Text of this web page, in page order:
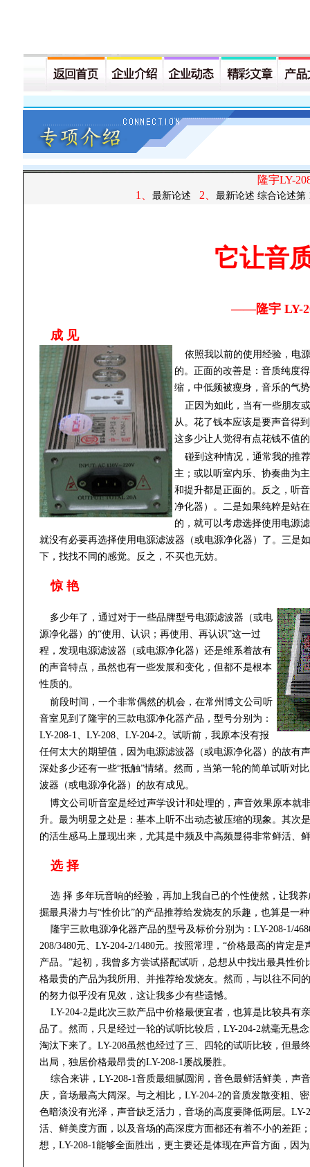
隆宇LY-
1、 最新论述 2、 最新论述 综合论述第
它让音
——隆宇 LY-
成 见
依照我以前的使用经验，电
的。正面的改善是：音质纯度
缩，中低频被瘦身，音乐的气
正因为如此，当有一些朋友
从。花了钱本应该是要声音得
这多少让人觉得有点花钱不值
碰到这种情况，通常我的推
主；或以听室内乐、协奏曲为
和提升都是正面的。反之，听
净化器）。二是如果纯粹是站
的，就可以考虑选择使用电源
就没有必要再选择使用电源滤波器（或电源净化器）了。三是
下，找找不同的感觉。反之，不买也无妨。
惊 艳
多少年了，通过对于一些品牌型号电源滤波器（或电
源净化器）的“使用、认识；再使用、再认识”这一过
程，发现电源滤波器（或电源净化器）还是维系着故有
的声音特点，虽然也有一些发展和变化，但都不是根本
性质的。
前段时间，一个非常偶然的机会，在常州博文公司听
音室见到了隆宇的三款电源净化器产品，型号分别为：
LY-208-1、LY-208、LY-204-2。试听前，我原本没有报
任何太大的期望值，因为电源滤波器（或电源净化器）的故有
深处多少还有一些“抵触”情绪。然而，当第一轮的简单试听对
波器（或电源净化器）的故有成见。
博文公司听音室是经过声学设计和处理的，声音效果原本就
升。最为明显之处是：基本上听不出动态被压缩的现象。其次
的活生感马上显现出来，尤其是中频及中高频显得非常鲜活、
选 择
选 择 多年玩音响的经验，再加上我自己的个性使然，让我
掘最具潜力与“性价比”的产品推荐给发烧友的乐趣，也算是一种
隆宇三款电源净化器产品的型号及标价分别为：LY-208-1/
208/3480元、LY-204-2/1480元。按照常理，“价格最高的肯定是
产品。”起初，我曾多方尝试搭配试听，总想从中找出最具性价
格最贵的产品为我所用、并推荐给发烧友。然而，与以往不同
的努力似乎没有见效，这让我多少有些遗憾。
LY-204-2是此次三款产品中价格最便宜者，也算是比较具有
品了。然而，只是经过一轮的试听比较后，LY-204-2就毫无悬
淘汰下来了。LY-208虽然也经过了三、四轮的试听比较，但最
出局，独居价格最昂贵的LY-208-1屡战屡胜。
综合来讲，LY-208-1音质最细腻圆润，音色最鲜活鲜美，声
庆，音场最高大阔深。与之相比，LY-204-2的音质发散变粗、
色暗淡没有光泽，声音缺乏活力，音场的高度要降低两层。
活、鲜美度方面，以及音场的高深度方面都还有着不小的差距
想，LY-208-1能够全面胜出，更主要还是体现在声音方面，因